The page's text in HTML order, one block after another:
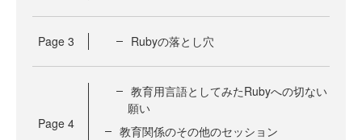
Page 3 Rubyの落とし穴
Page 4
教育用言語としてみたRubyへの切ない
願い
教育関係のその他のセッション